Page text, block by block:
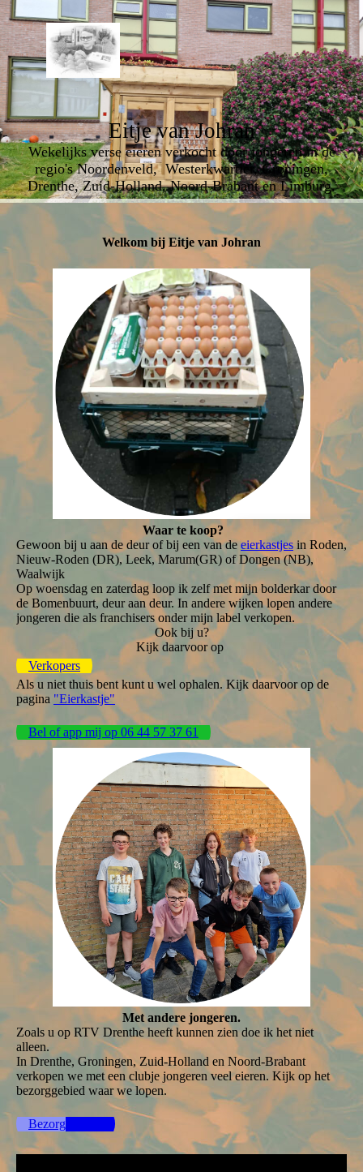
Eitje van Johran
Wekelijks verse eieren verkocht door jongeren in de
regio's Noordenveld, Westerkwartier, Groningen,
Drenthe, Zuid-Holland, Noord-Brabant en Limburg.
Welkom bij Eitje van Johran
Waar te koop?
Gewoon bij u aan de deur of bij een van deeierkastjes in Roden,
Nieuw-Roden (DR), Leek, Marum(GR) of Dongen (NB),
Waalwijk
Op woensdag en zaterdag loop ik zelf met mijn bolderkar door
de Bomenbuurt, deur aan deur. In andere wijken lopen andere
jongeren die als franchisers onder mijn label verkopen.
Ook bij u?
Kijk daarvoor op
Verkopers
Als u niet thuis bent kunt u wel ophalen. Kijk daarvoor op de
pagina "Eierkastje"
Bel of app mij op 06 44 57 37 61
Met andere jongeren.
Zoals u op RTV Drenthe heeft kunnen zien doe ik het niet
alleen.
In Drenthe, Groningen, Zuid-Holland en Noord-Brabant
verkopen we met een clubje jongeren veel eieren. Kijk op het
bezorggebied waar we lopen.
Bezorg gebied